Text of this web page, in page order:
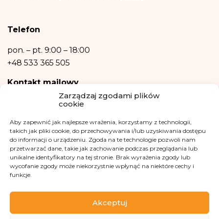
Zarządzaj zgodami plików
cookie
Aby zapewnić jak najlepsze wrażenia, korzystamy z technologii,
takich jak pliki cookie, do przechowywania i/lub uzyskiwania dostępu
do informacji o urządzeniu. Zgoda na te technologie pozwoli nam
przetwarzać dane, takie jak zachowanie podczas przeglądania lub
unikalne identyfikatory na tej stronie. Brak wyrażenia zgody lub
wycofanie zgody może niekorzystnie wpłynąć na niektóre cechy i
funkcje.
Akceptuj
Podanie danych osobowych jest niezbędne do zrealizowania ww. celów.
również w formie profilowania.
Telefon
pon. – pt. 9:00 – 18:00
+48 533 365 505
Kontakt mailowy
kontakt@fundacjakasisi.pl
Inspektor Danych Osobowych
Klaudia Kwiatkowska
iod@fundacjakasisi.pl